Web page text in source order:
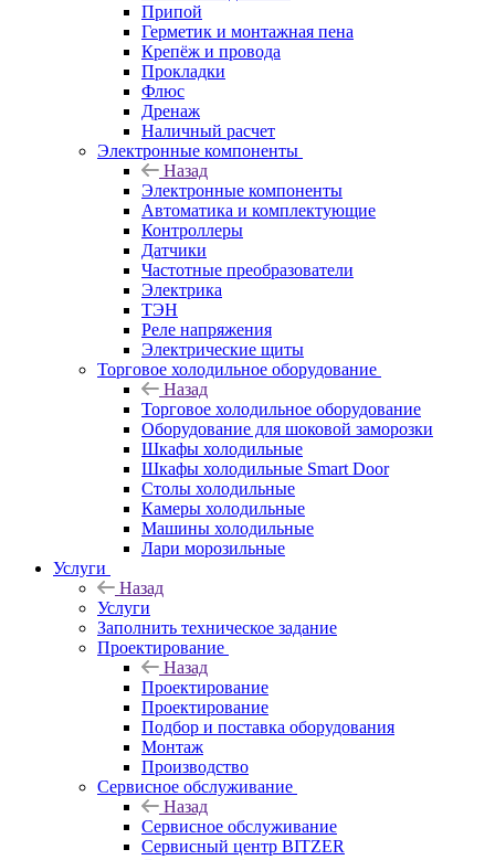
Припой
Герметик и монтажная пена
Крепёж и провода
Прокладки
Флюс
Дренаж
Наличный расчет
Электронные компоненты
Назад
Электронные компоненты
Автоматика и комплектующие
Контроллеры
Датчики
Частотные преобразователи
Электрика
ТЭН
Реле напряжения
Электрические щиты
Торговое холодильное оборудование
Назад
Торговое холодильное оборудование
Оборудование для шоковой заморозки
Шкафы холодильные
Шкафы холодильные Smart Door
Столы холодильные
Камеры холодильные
Машины холодильные
Лари морозильные
Услуги
Назад
Услуги
Заполнить техническое задание
Проектирование
Назад
Проектирование
Проектирование
Подбор и поставка оборудования
Монтаж
Производство
Сервисное обслуживание
Назад
Сервисное обслуживание
Сервисный центр BITZER